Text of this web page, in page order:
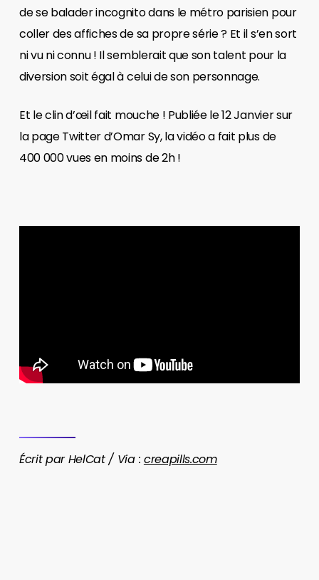
de se balader incognito dans le métro parisien pour
coller des affiches de sa propre série ? Et il s’en sort
ni vu ni connu ! Il semblerait que son talent pour la
diversion soit égal à celui de son personnage.
Et le clin d’œil fait mouche ! Publiée le 12 Janvier sur
la page Twitter d’Omar Sy, la vidéo a fait plus de
400 000 vues en moins de 2h !
Écrit par HelCat / Via : creapills.com